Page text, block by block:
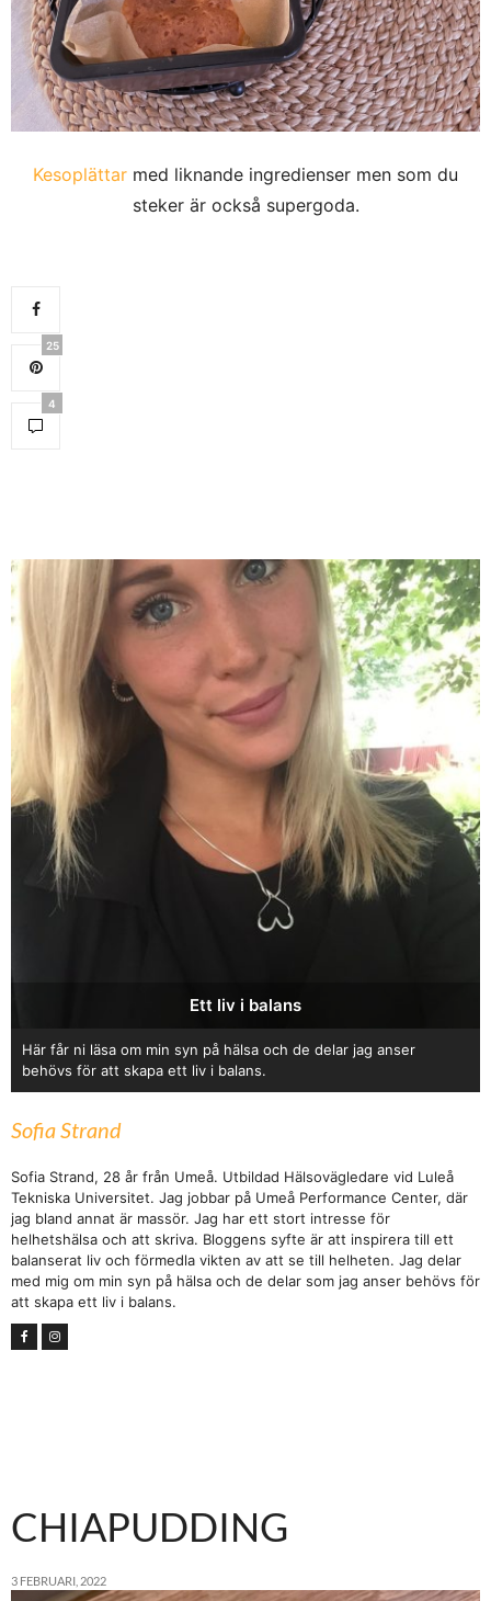
Kesoplättar med liknande ingredienser men som du
steker är också supergoda.
25
4
Ett liv i balans
Här får ni läsa om min syn på hälsa och de delar jag anser
behövs för att skapa ett liv i balans.
Sofia Strand
Sofia Strand, 28 år från Umeå. Utbildad Hälsovägledare vid Luleå
Tekniska Universitet. Jag jobbar på Umeå Performance Center, där
jag bland annat är massör. Jag har ett stort intresse för
helhetshälsa och att skriva. Bloggens syfte är att inspirera till ett
balanserat liv och förmedla vikten av att se till helheten. Jag delar
med mig om min syn på hälsa och de delar som jag anser behövs för
att skapa ett liv i balans.
CHIAPUDDING
3 FEBRUARI, 2022